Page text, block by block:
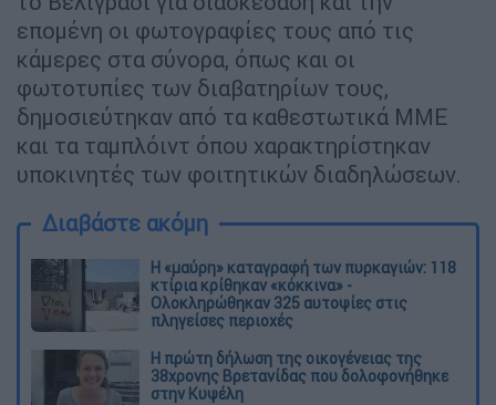
επομένη οι φωτογραφίες τους από τις
κάμερες στα σύνορα, όπως και οι
φωτοτυπίες των διαβατηρίων τους,
δημοσιεύτηκαν από τα καθεστωτικά ΜΜΕ
και τα ταμπλόιντ όπου χαρακτηρίστηκαν
υποκινητές των φοιτητικών διαδηλώσεων.
Διαβάστε ακόμη
Η «μαύρη» καταγραφή των πυρκαγιών: 118
κτίρια κρίθηκαν «κόκκινα» -
Ολοκληρώθηκαν 325 αυτοψίες στις
πληγείσες περιοχές
Η πρώτη δήλωση της οικογένειας της
38χρονης Βρετανίδας που δολοφονήθηκε
στην Κυψέλη